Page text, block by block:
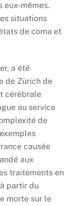
eux-mêmes.
situations
de coma et
a été
de Zürich de
cérébrale
au service
de
causée
aux
traitements en
partir du
morte sur le